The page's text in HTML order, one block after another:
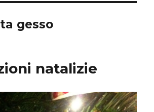
gesso
natalizie